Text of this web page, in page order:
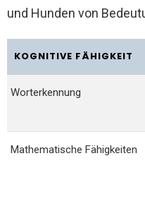
und Hunden von
KOGNITIVE FÄHIGKEIT
Worterkennung
Mathematische Fähigkeiten